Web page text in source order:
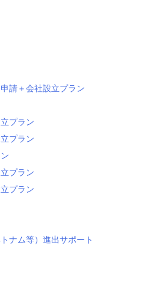
請＋会社設立プラン
プラン
プラン
プラン
プラン
ナム等）進出サポート